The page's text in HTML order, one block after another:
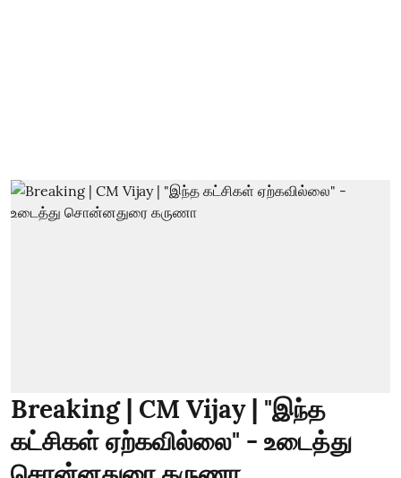
Breaking | CM Vijay | "இந்த
கட்சிகள் ஏற்கவில்லை" - உடைத்து